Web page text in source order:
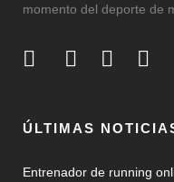
momento del deporte de
ÚLTIMAS
Entrenador de running